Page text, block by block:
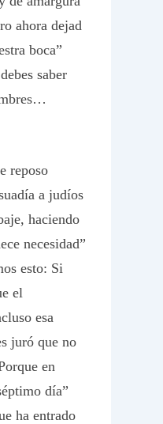
ahora dejad
boca”
saber
reposo
a judíos
haciendo
necesidad”
esto: Si
el
esa
juró que no
en
día”
ha entrado